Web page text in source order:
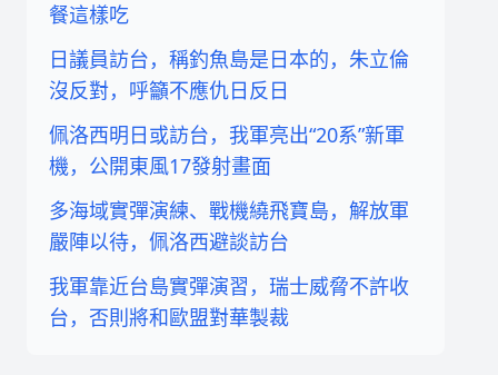
餐這樣吃
日議員訪台，稱釣魚島是日本的，朱立倫
沒反對，呼籲不應仇日反日
佩洛西明日或訪台，我軍亮出“20系”新軍
機，公開東風17發射畫面
多海域實彈演練、戰機繞飛寶島，解放軍
嚴陣以待，佩洛西避談訪台
我軍靠近台島實彈演習，瑞士威脅不許收
台，否則將和歐盟對華製裁